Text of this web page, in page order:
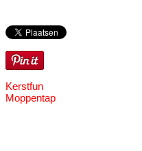
Kerstfun
Moppentap